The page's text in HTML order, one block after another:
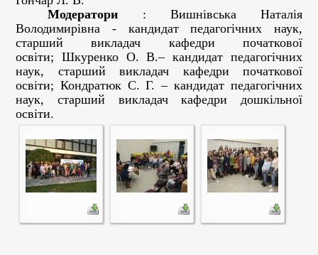
Модератори
: Вишнівська Наталія
Володимирівна - кандидат педагогічних наук,
старший викладач кафедри початкової
освіти; Шкуренко О. В.– кандидат педагогічних
наук, старший викладач кафедри початкової
освіти; Кондратюк С. Г. – кандидат педагогічних
наук, старший викладач кафедри дошкільної
освіти.